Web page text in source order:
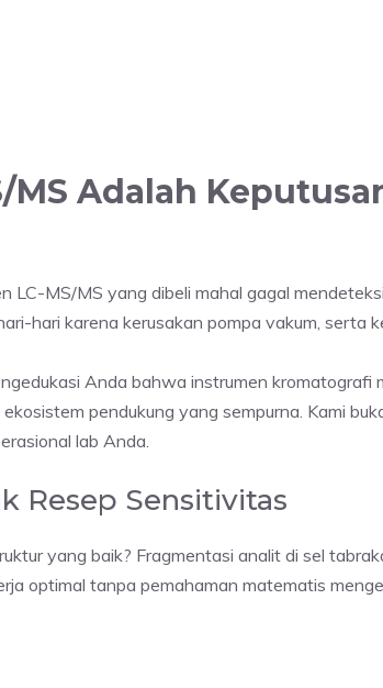
Adalah
LC-MS/MS yang dibeli mahal gagal
hari karena kerusakan pompa vakum, serta
Anda bahwa instrumen
pendukung yang sempurna. Kami
lab Anda.
Resep Sensitivitas
yang baik? Fragmentasi analit di sel
optimal tanpa pemahaman matematis